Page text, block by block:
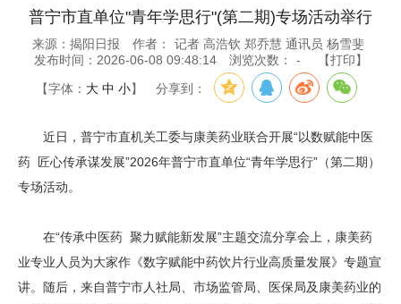
普宁市直单位"青年学思行"(第二期)专场活动举行
来源：揭阳日报 作者：
记者 高浩钦 郑乔慧 通讯员 杨雪斐
发布时间：2026-06-08 09:48:14
浏览次数： - 【打印】
【字体： 大 中 小】 分享到：
近日，普宁市直机关工委与康美药业联合开展“以数赋能中医
药 匠心传承谋发展”2026年普宁市直单位“青年学思行”（第二期）
专场活动。
在“传承中医药 聚力赋能新发展”主题交流分享会上，康美药
业专业人员为大家作《数字赋能中药饮片行业高质量发展》专题宣
讲。随后，来自普宁市人社局、市场监管局、医保局及康美药业的